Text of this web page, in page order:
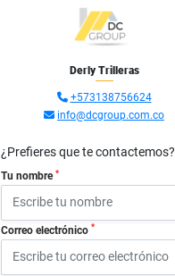
Derly Trilleras
+573138756624
info@dcgroup.com.co
¿Prefieres que te contactemos?
Tu nombre *
Correo electrónico *